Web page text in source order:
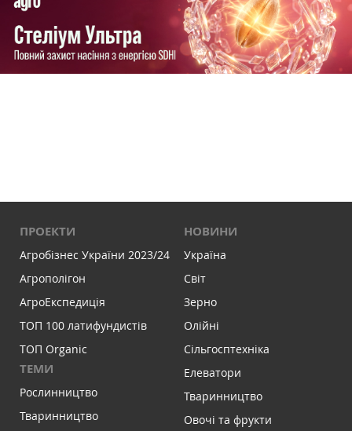
ПРОЕКТИ
Агробізнес України 2023/24
Агрополігон
АгроЕкспедиція
ТОП 100 латифундистів
ТОП Organic
ТЕМИ
Рослинництво
Тваринництво
НОВИНИ
Україна
Світ
Зерно
Олійні
Сільгосптехніка
Елеватори
Тваринництво
Овочі та фрукти